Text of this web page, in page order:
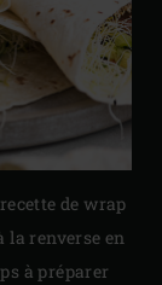
de wrap
la renverse en
à préparer